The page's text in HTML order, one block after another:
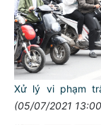
Xử lý vi phạm
(05/07/2021